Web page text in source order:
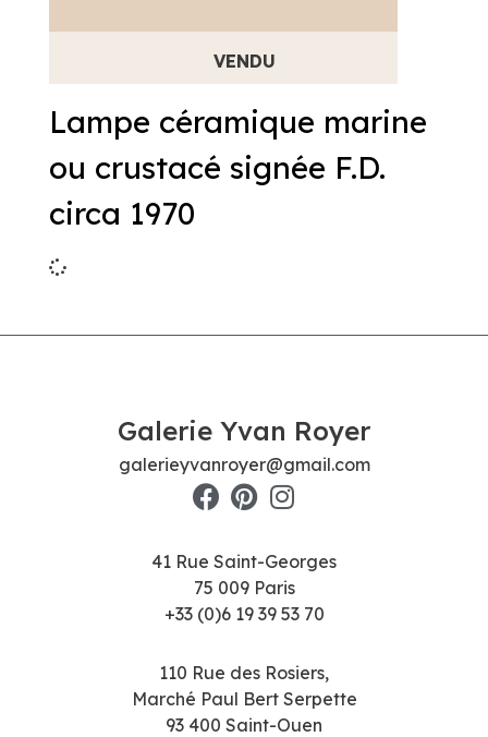
Lampe céramique marine
ou crustacé signée F.D.
circa 1970
Galerie Yvan Royer
galerieyvanroyer@gmail.com
41 Rue Saint-Georges
75 009 Paris
+33 (0)6 19 39 53 70
110 Rue des Rosiers,
Marché Paul Bert Serpette
93 400 Saint-Ouen